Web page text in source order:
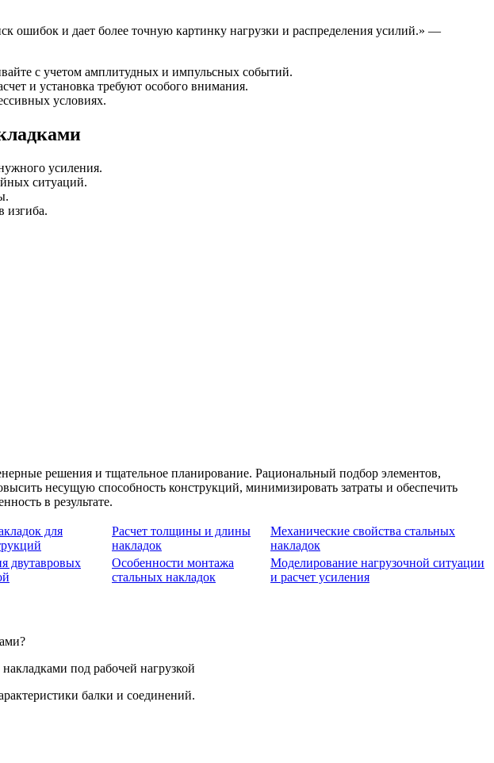
ошибок и дает более точную картинку нагрузки и распределения усилий.» —
с учетом амплитудных и импульсных событий.
и установка требуют особого внимания.
условиях.
усиления.
ситуаций.
изгиба.
решения и тщательное планирование. Рациональный подбор элементов,
несущую способность конструкций, минимизировать затраты и обеспечить
в результате.
для
Расчет толщины и длины
накладок
Механические свойства стальных
накладок
двутавровых
Особенности монтажа
стальных накладок
Моделирование нагрузочной ситуации
и расчет усиления
балки и соединений.